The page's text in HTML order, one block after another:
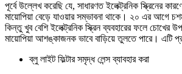
পূর্বে উল্লেখ করেছি যে, সাধারণত ইলেক্ট্রনিক স্ক্রিনের
মায়োপিয়া বেড়ে যাওয়ার সম্ভাবনা থাকে। ২০ এর আগে
কিন্তু খুব বেশি ইলেক্ট্রনিক স্ক্রিন ব্যবহারের ফলে চোখের
মায়োপিয়া আশঙ্কাজনক ভাবে বাড়িয়ে তুলতে পারে। এটি
ব্লু লাইট ফিল্টার সমৃদ্ধ লেন্স ব্যাবহার করা